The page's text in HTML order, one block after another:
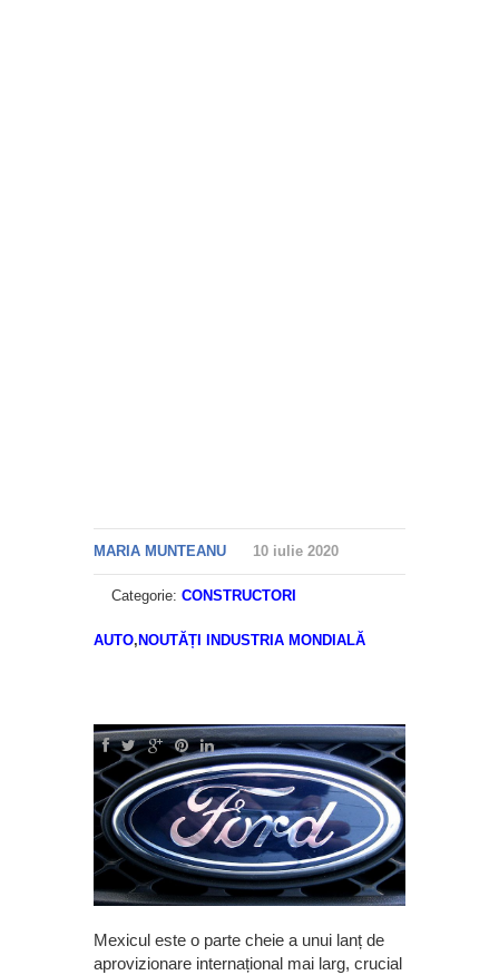
MARIA MUNTEANU 10 iulie 2020
Categorie: CONSTRUCTORI
AUTO, NOUTĂȚI INDUSTRIA MONDIALĂ
Mexicul este o parte cheie a unui lanț de
aprovizionare internațional mai larg, crucial